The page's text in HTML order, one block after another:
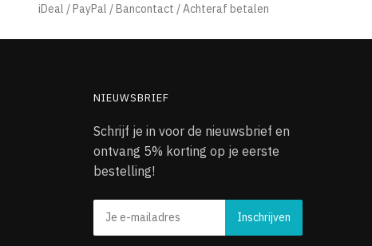
iDeal / PayPal / Bancontact / Achteraf betalen
NIEUWSBRIEF
Schrijf je in voor de nieuwsbrief en
ontvang 5% korting op je eerste
bestelling!